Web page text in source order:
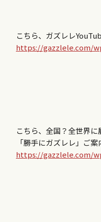
こちら、ガズレレ
https://gazzlele.com/
こちら、全国？全世界
「勝手にガズレレ」ご案
https://gazzlele.com/